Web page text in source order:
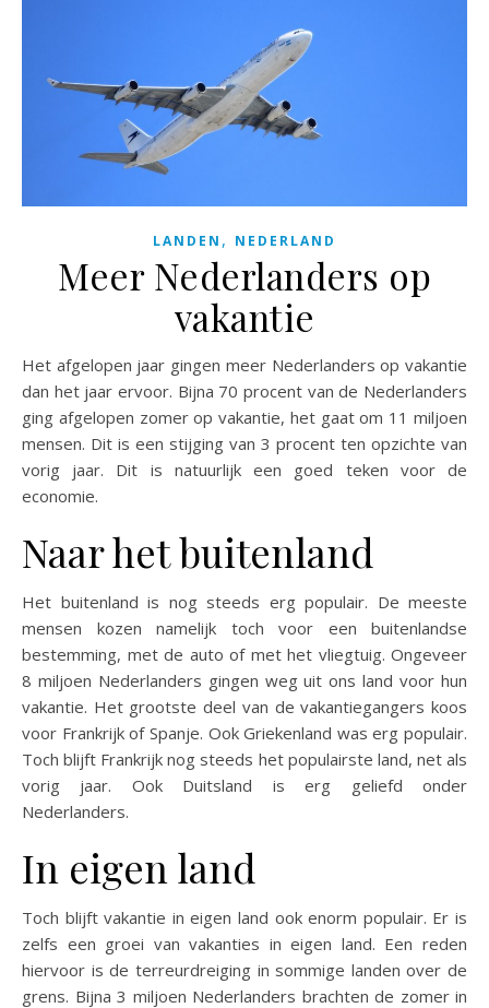
LANDEN , NEDERLAND
Meer Nederlanders op
vakantie
Het afgelopen jaar gingen meer Nederlanders op vakantie
dan het jaar ervoor. Bijna 70 procent van de Nederlanders
ging afgelopen zomer op vakantie, het gaat om 11 miljoen
mensen. Dit is een stijging van 3 procent ten opzichte van
vorig jaar. Dit is natuurlijk een goed teken voor de
economie.
Naar het buitenland
Het buitenland is nog steeds erg populair. De meeste
mensen kozen namelijk toch voor een buitenlandse
bestemming, met de auto of met het vliegtuig. Ongeveer
8 miljoen Nederlanders gingen weg uit ons land voor hun
vakantie. Het grootste deel van de vakantiegangers koos
voor Frankrijk of Spanje. Ook Griekenland was erg populair.
Toch blijft Frankrijk nog steeds het populairste land, net als
vorig jaar. Ook Duitsland is erg geliefd onder
Nederlanders.
In eigen land
Toch blijft vakantie in eigen land ook enorm populair. Er is
zelfs een groei van vakanties in eigen land. Een reden
hiervoor is de terreurdreiging in sommige landen over de
grens. Bijna 3 miljoen Nederlanders brachten de zomer in